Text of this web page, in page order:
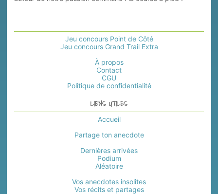
Jeu concours Point de Côté
Jeu concours Grand Trail Extra
À propos
Contact
CGU
Politique de confidentialité
LIENS UTILES
Accueil
Partage ton anecdote
Dernières arrivées
Podium
Aléatoire
Vos anecdotes insolites
Vos récits et partages